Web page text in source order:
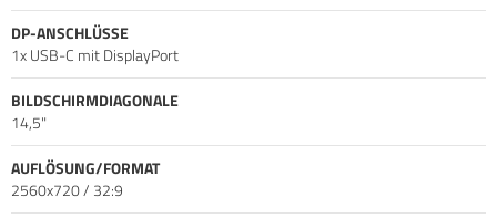
DP-ANSCHLÜSSE
1x USB-C mit DisplayPort
BILDSCHIRMDIAGONALE
14,5"
AUFLÖSUNG/FORMAT
2560x720 / 32:9